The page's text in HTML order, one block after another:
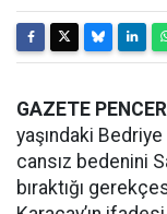
GAZETE
yaşındaki
cansız bedenini
bıraktığı